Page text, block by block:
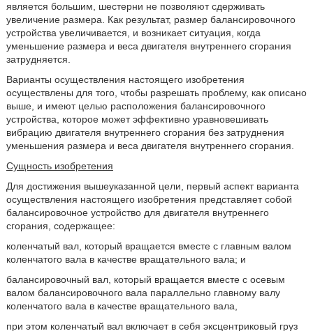
является большим, шестерни не позволяют сдерживать
увеличение размера. Как результат, размер балансировочного
устройства увеличивается, и возникает ситуация, когда
уменьшение размера и веса двигателя внутреннего сгорания
затрудняется.
Варианты осуществления настоящего изобретения
осуществлены для того, чтобы разрешать проблему, как описано
выше, и имеют целью расположения балансировочного
устройства, которое может эффективно уравновешивать
вибрацию двигателя внутреннего сгорания без затруднения
уменьшения размера и веса двигателя внутреннего сгорания.
Сущность изобретения
Для достижения вышеуказанной цели, первый аспект варианта
осуществления настоящего изобретения представляет собой
балансировочное устройство для двигателя внутреннего
сгорания, содержащее:
коленчатый вал, который вращается вместе с главным валом
коленчатого вала в качестве вращательного вала; и
балансировочный вал, который вращается вместе с осевым
валом балансировочного вала параллельно главному валу
коленчатого вала в качестве вращательного вала,
при этом коленчатый вал включает в себя эксцентриковый груз